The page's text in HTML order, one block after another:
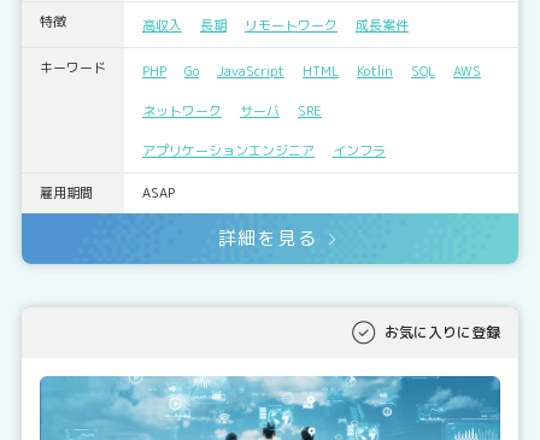
特徴 高収入 長期 リモートワーク 成長案件
キーワード PHP Go JavaScript HTML Kotlin SQL AWS
ネットワーク サーバ SRE
アプリケーションエンジニア インフラ
雇用期間 ASAP
詳細を見る
お気に入りに登録